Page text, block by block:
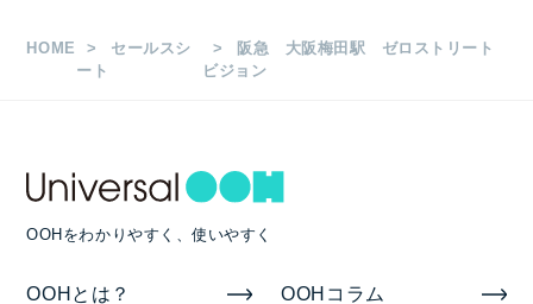
1日放映時間・ロール長など
HOME
セールスシ
ート
阪急 大阪梅田駅 ゼロストリート
ビジョン
OOHをわかりやすく、使いやすく
OOHとは？ OOHコラム